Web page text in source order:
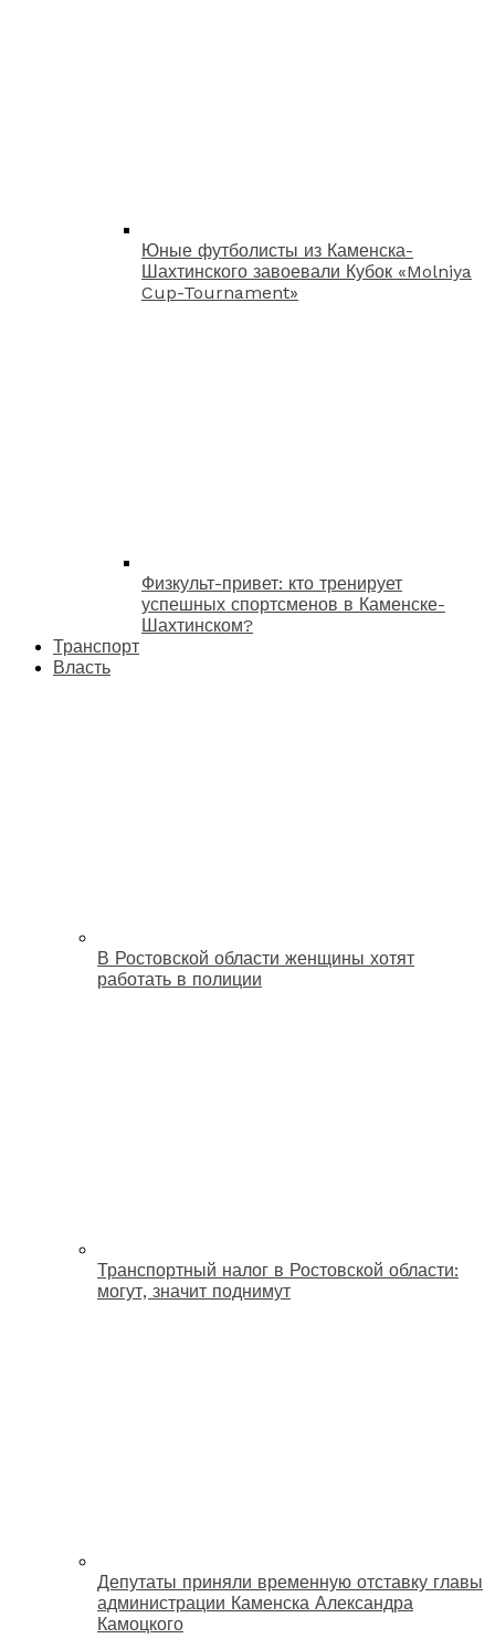
Юные футболисты из Каменска-
Шахтинского завоевали Кубок «Molniya
Cup-Tournament»
Физкульт-привет: кто тренирует
успешных спортсменов в Каменске-
Шахтинском?
Транспорт
Власть
В Ростовской области женщины хотят
работать в полиции
Транспортный налог в Ростовской области:
могут, значит поднимут
Депутаты приняли временную отставку главы
администрации Каменска Александра
Камоцкого